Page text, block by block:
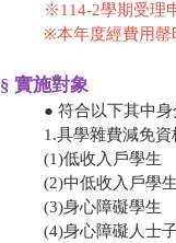
※114-2學期受理
※本年度經費用罄
§ 實施對象
● 符合以下其中身
1.具學雜費減免資
​(1)低收入戶學生
​(2)中低收入戶學生
​(3)身心障礙學生
​(4)身心障礙人士